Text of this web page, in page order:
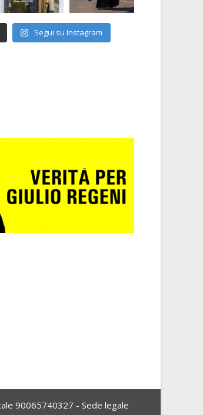
Segui su Instagram
90065740327 - Sede legale